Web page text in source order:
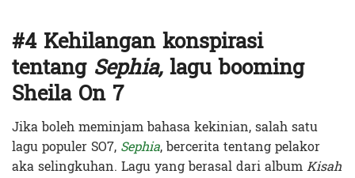
#4 Kehilangan konspirasi
tentang Sephia,lagu booming
Sheila On 7
Jika boleh meminjam bahasa kekinian, salah satu
lagu populer SO7, Sephia, bercerita tentang pelakor
aka selingkuhan. Lagu yang berasal dari albumKisah